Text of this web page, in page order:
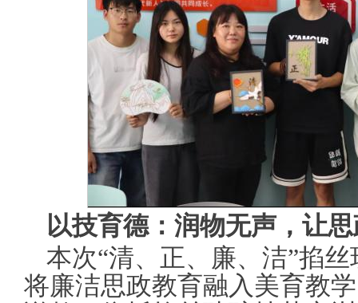
以技育德：润物无声，让
本次“清、正、廉、洁”掐
将廉洁思政教育融入美育教